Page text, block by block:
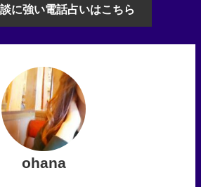
に強い電話占いはこちら
ohana